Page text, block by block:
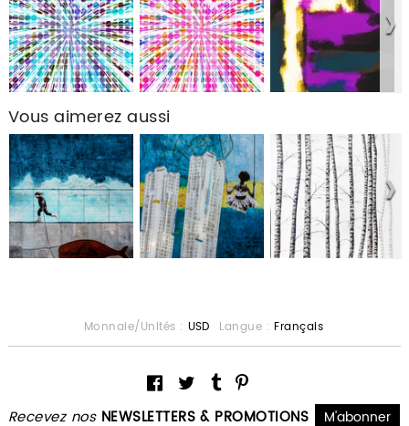
Vous aimerez aussi
Recevez nos NEWSLETTERS & PROMOTIONS
Monnaie/Unités : USD Langue : Français